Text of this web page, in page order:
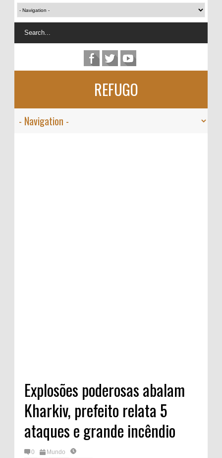
REFUGO
Explosões poderosas abalam
Kharkiv, prefeito relata 5
ataques e grande incêndio
0 Mundo